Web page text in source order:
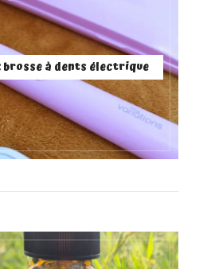
à dents électrique